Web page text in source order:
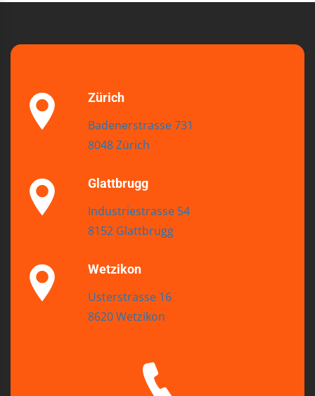
Zürich
Badenerstrasse 731
8048 Zürich
Glattbrugg
Industriestrasse 54
8152 Glattbrugg
Wetzikon
Usterstrasse 16
8620 Wetzikon